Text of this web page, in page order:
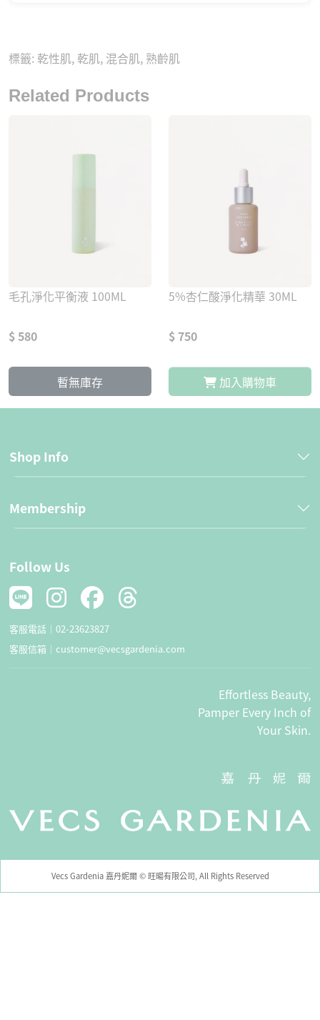
標籤: 乾性肌, 乾肌, 混合肌, 熟齡肌
Related Products
毛孔淨化平衡液 100ML
$ 580
暫無庫存
5%杏仁酸淨化精華 30ML
$ 750
加入購物車
Shop Info
Membership
Follow Us
客服電話｜ 02-23623827
客服信箱｜ customer@vecsgardenia.com
Effortless Beauty,
Pamper Every Inch of
Your Skin.
Vecs Gardenia 嘉丹妮爾 © 旺暘有限公司, All Rights Reserved